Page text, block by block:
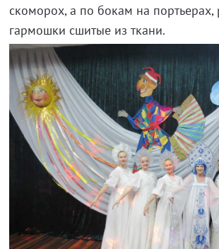
скоморох, а по бокам на портьерах,
гармошки сшитые из ткани.